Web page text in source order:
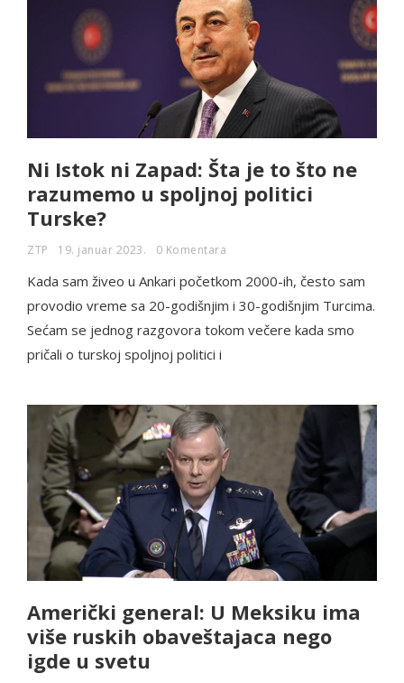
Ni Istok ni Zapad: Šta je to što ne
razumemo u spoljnoj politici
Turske?
ZTP 19. januar 2023. 0 Komentara
Kada sam živeo u Ankari početkom 2000-ih, često sam
provodio vreme sa 20-godišnjim i 30-godišnjim Turcima.
Sećam se jednog razgovora tokom večere kada smo
pričali o turskoj spoljnoj politici i
Američki general: U Meksiku ima
više ruskih obaveštajaca nego
igde u svetu